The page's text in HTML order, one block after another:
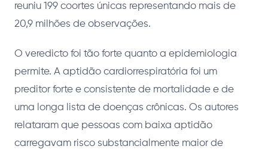
reuniu 199 coortes únicas representando mais de
20,9 milhões de observações.
O veredicto foi tão forte quanto a epidemiologia
permite. A aptidão cardiorrespiratória foi um
preditor forte e consistente de mortalidade e de
uma longa lista de doenças crônicas. Os autores
relataram que pessoas com baixa aptidão
carregavam risco substancialmente maior de